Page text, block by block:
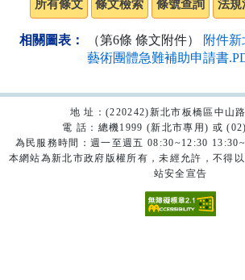
相關圖表： （第6條 條文附件）
附件
藝術團體急難補助申請書
地 址：(220242)新北市板橋區中山
電 話：總機1999 (新北市專用) 或
為民服務時間：週一至週五 08:30~12:30
本網站為新北市政府版權所有，未經允許，不得
站安全宣告